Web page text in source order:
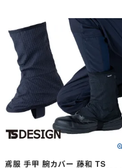
鳶服 手甲 腕カバー 藤和 TS